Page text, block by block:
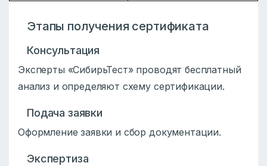
Этапы получения сертификата
Консультация
Эксперты «СибирьТест» проводят бесплатный
анализ и определяют схему сертификации.
Подача заявки
Оформление заявки и сбор документации.
Экспертиза